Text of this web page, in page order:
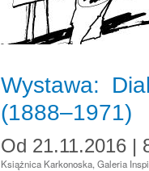
Wystawa:
(1888–1971)
Od 21.11.2016 |
Książnica Karkonoska, Galeria